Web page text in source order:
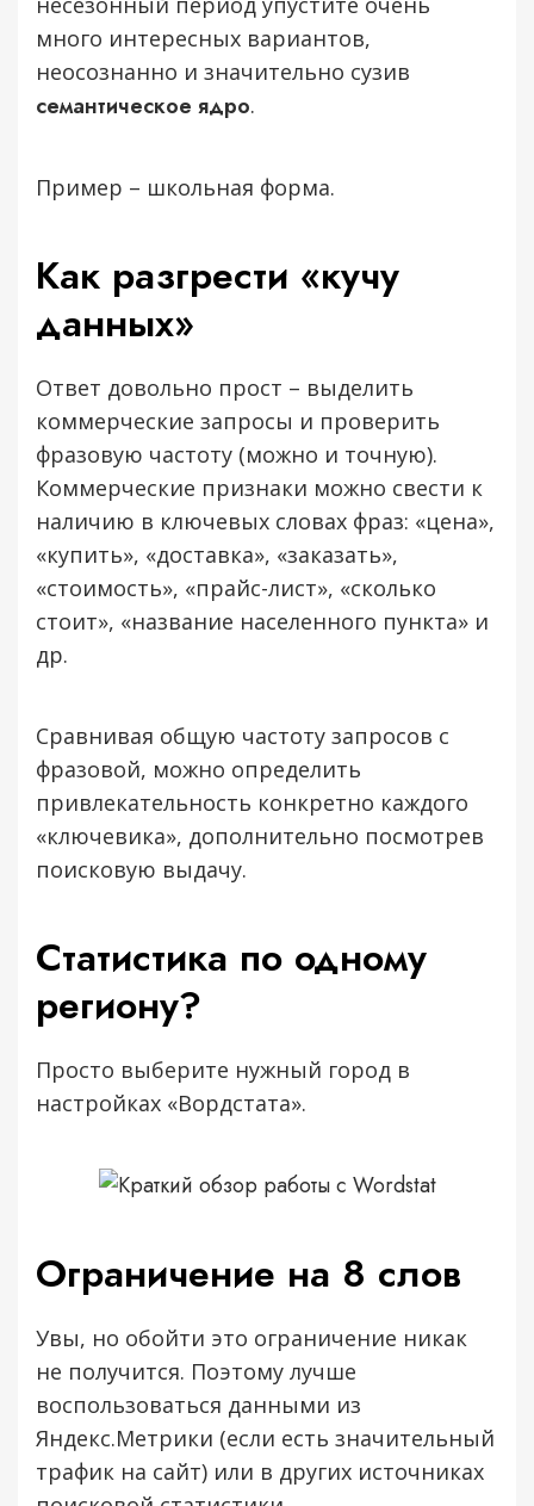
много интересных вариантов,
неосознанно и значительно сузив
семантическое ядро.
Пример – школьная форма.
Как разгрести «кучу
данных»
Ответ довольно прост – выделить
коммерческие запросы и проверить
фразовую частоту (можно и точную).
Коммерческие признаки можно свести к
наличию в ключевых словах фраз: «цена»,
«купить», «доставка», «заказать»,
«стоимость», «прайс-лист», «сколько
стоит», «название населенного пункта» и
др.
Сравнивая общую частоту запросов с
фразовой, можно определить
привлекательность конкретно каждого
«ключевика», дополнительно посмотрев
поисковую выдачу.
Статистика по одному
региону?
Просто выберите нужный город в
настройках «Вордстата».
Ограничение на 8 слов
Увы, но обойти это ограничение никак
не получится. Поэтому лучше
воспользоваться данными из
Яндекс.Метрики (если есть значительный
трафик на сайт) или в других источниках